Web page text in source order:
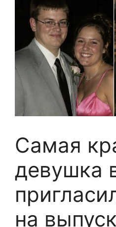
Самая
девушка
на